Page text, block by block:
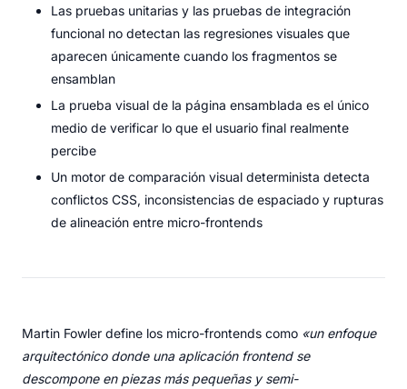
Las pruebas unitarias y las pruebas de integración
funcional no detectan las regresiones visuales que
aparecen únicamente cuando los fragmentos se
ensamblan
La prueba visual de la página ensamblada es el único
medio de verificar lo que el usuario final realmente
percibe
Un motor de comparación visual determinista detecta
conflictos CSS, inconsistencias de espaciado y rupturas
de alineación entre micro-frontends
Martin Fowler define los micro-frontends como «un enfoque
arquitectónico donde una aplicación frontend se
descompone en piezas más pequeñas y semi-